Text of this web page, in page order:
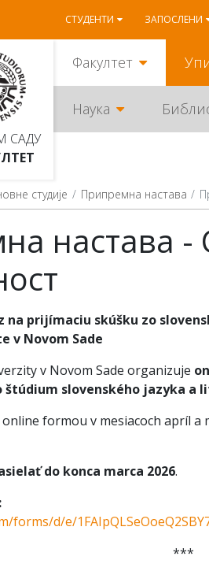
СТУДЕНТИ ЗАПОСЛЕНИ
САДУ
Факултет
Наука
студије Припремна настава
настава -
na prijímaciu skúšku zo
v Novom Sade
v Novom Sade organizuje
štúdium slovenského jazyka a
formou v mesiacoch apríl
do konca marca 2026.
forms/d/e/
***